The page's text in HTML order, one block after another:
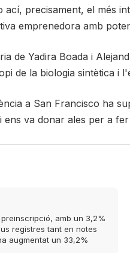
precisament, el més
emprenedora amb
de Yadira Boada i
de la biologia sintètica i
a San Francisco ha
va donar ales per a
amb un 3,2%
registres tant en notes
augmentat un 33,2%